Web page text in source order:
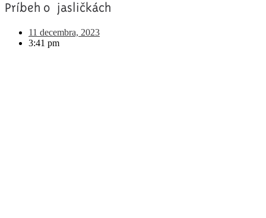
Príbeh o jasličkách
11 decembra, 2023
3:41 pm